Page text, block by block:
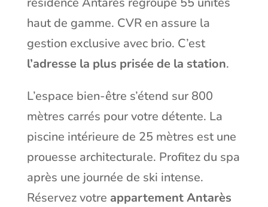
haut de gamme. CVR en assure la
gestion exclusive avec brio. C’est
l’adresse la plus prisée de la station.
L’espace bien-être s’étend sur 800
mètres carrés pour votre détente. La
piscine intérieure de 25 mètres est une
prouesse architecturale. Profitez du spa
après une journée de ski intense.
Réservez votre appartement Antarès